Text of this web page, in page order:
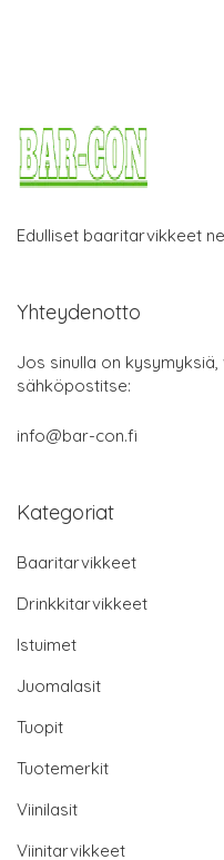
Edulliset baaritarvikkeet
Yhteydenotto
Jos sinulla on
sähköpostitse:
info@bar-con.fi
Kategoriat
Baaritarvikkeet
Drinkkitarvikkeet
Istuimet
Juomalasit
Tuopit
Tuotemerkit
Viinilasit
Viinitarvikkeet